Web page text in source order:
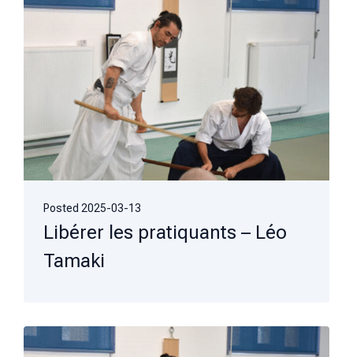
Posted 2025-03-13
Libérer les pratiquants – Léo
Tamaki